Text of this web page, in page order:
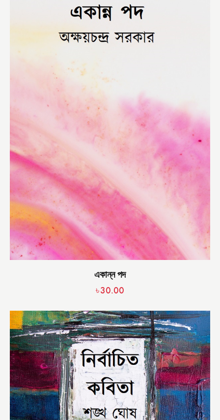
একান্ন পদ
৳30.00